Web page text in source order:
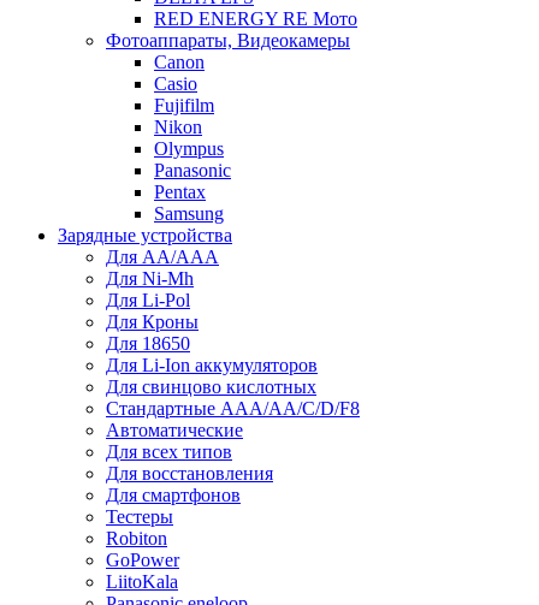
RED ENERGY RE Мото
Фотоаппараты, Видеокамеры
Canon
Casio
Fujifilm
Nikon
Olympus
Panasonic
Pentax
Samsung
Зарядные устройства
Для AA/AAA
Для Ni-Mh
Для Li-Pol
Для Кроны
Для 18650
Для Li-Ion аккумуляторов
Для свинцово кислотных
Стандартные ААА/АА/С/D/F8
Автоматические
Для всех типов
Для восстановления
Для смартфонов
Тестеры
Robiton
GoPower
LiitoKala